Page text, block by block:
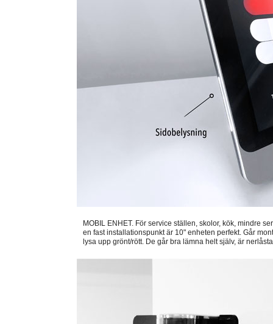
MOBIL ENHET. För service ställen, skolor, kök, mindre
en fast installationspunkt är 10" enheten perfekt. Går
lysa upp grönt/rött. De går bra lämna helt själv, är